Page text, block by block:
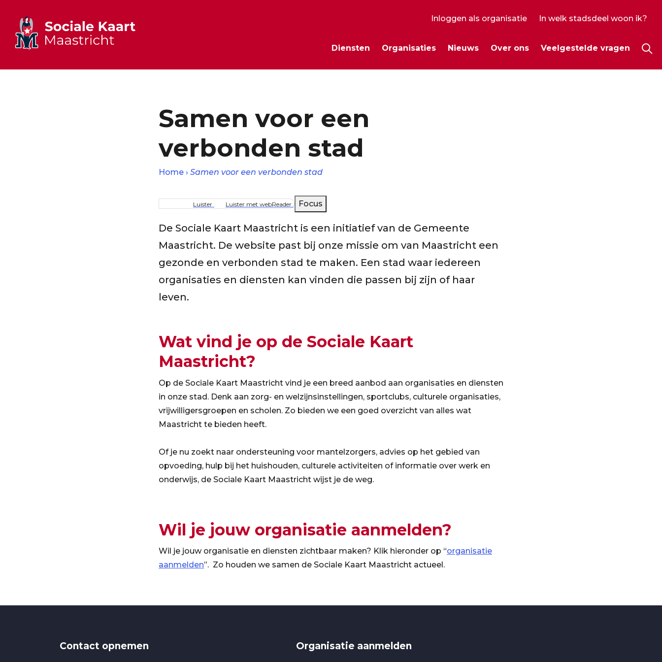
Secundair
Inloggen als organisatie In welk stadsdeel woon ik?
Diensten Organisaties Nieuws Over ons Veelgestelde vragen
Samen voor een
verbonden stad
Kruimelpad
Home Samen voor een verbonden stad
Luister Luister met webReader Focus
De Sociale Kaart Maastricht is een initiatief van de Gemeente
Maastricht. De website past bij onze missie om van Maastricht een
gezonde en verbonden stad te maken. Een stad waar iedereen
organisaties en diensten kan vinden die passen bij zijn of haar
leven.
Wat vind je op de Sociale Kaart
Maastricht?
Op de Sociale Kaart Maastricht vind je een breed aanbod aan organisaties en diensten
in onze stad. Denk aan zorg- en welzijnsinstellingen, sportclubs, culturele organisaties,
vrijwilligersgroepen en scholen. Zo bieden we een goed overzicht van alles wat
Maastricht te bieden heeft.
Of je nu zoekt naar ondersteuning voor mantelzorgers, advies op het gebied van
opvoeding, hulp bij het huishouden, culturele activiteiten of informatie over werk en
onderwijs, de Sociale Kaart Maastricht wijst je de weg.
Wil je jouw organisatie aanmelden?
Wil je jouw organisatie en diensten zichtbaar maken? Klik hieronder op “organisatie
aanmelden”. Zo houden we samen de Sociale Kaart Maastricht actueel.
Contact opnemen Organisatie aanmelden